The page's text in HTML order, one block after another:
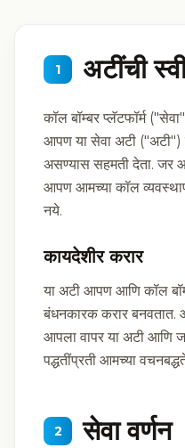
1 अटींची
कॉल बॉम्बर प्लॅटफॉर्म
आपण या सेवा अटी ("अटी")
असण्यास सहमती देता. जर
आपण आमच्या कॉल
नये.
कायदेशीर करार
या अटी आपण आणि कॉल
बंधनकारक करार बनवतात.
आपला वापर या अटी आणि
पद्धतींप्रती आमच्या
2 सेवा वर्णन